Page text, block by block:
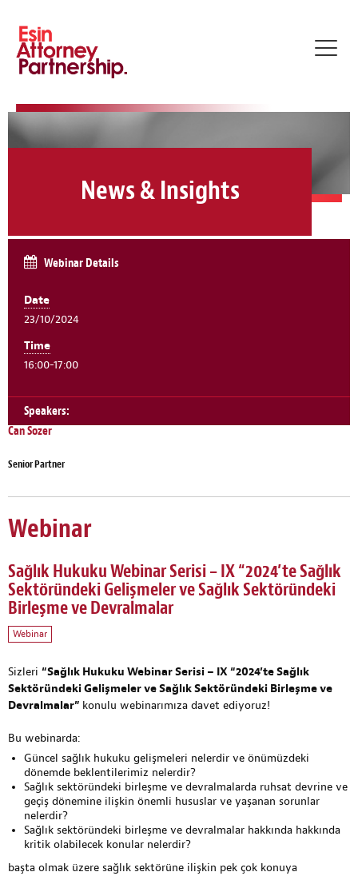
News & Insights
Webinar Details
Date
23/10/2024
Time
16:00-17:00
Speakers:
Can Sozer
Senior Partner
Webinar
Sağlık Hukuku Webinar Serisi – IX “2024’te Sağlık
Sektöründeki Gelişmeler ve Sağlık Sektöründeki
Birleşme ve Devralmalar
Webinar
Sizleri “Sağlık Hukuku Webinar Serisi – IX “2024’te Sağlık
Sektöründeki Gelişmeler ve Sağlık Sektöründeki Birleşme ve
Devralmalar” konulu webinarımıza davet ediyoruz!
Bu webinarda:
Güncel sağlık hukuku gelişmeleri nelerdir ve önümüzdeki
dönemde beklentilerimiz nelerdir?
Sağlık sektöründeki birleşme ve devralmalarda ruhsat devrine ve
geçiş dönemine ilişkin önemli hususlar ve yaşanan sorunlar
nelerdir?
Sağlık sektöründeki birleşme ve devralmalar hakkında hakkında
kritik olabilecek konular nelerdir?
başta olmak üzere sağlık sektörüne ilişkin pek çok konuya